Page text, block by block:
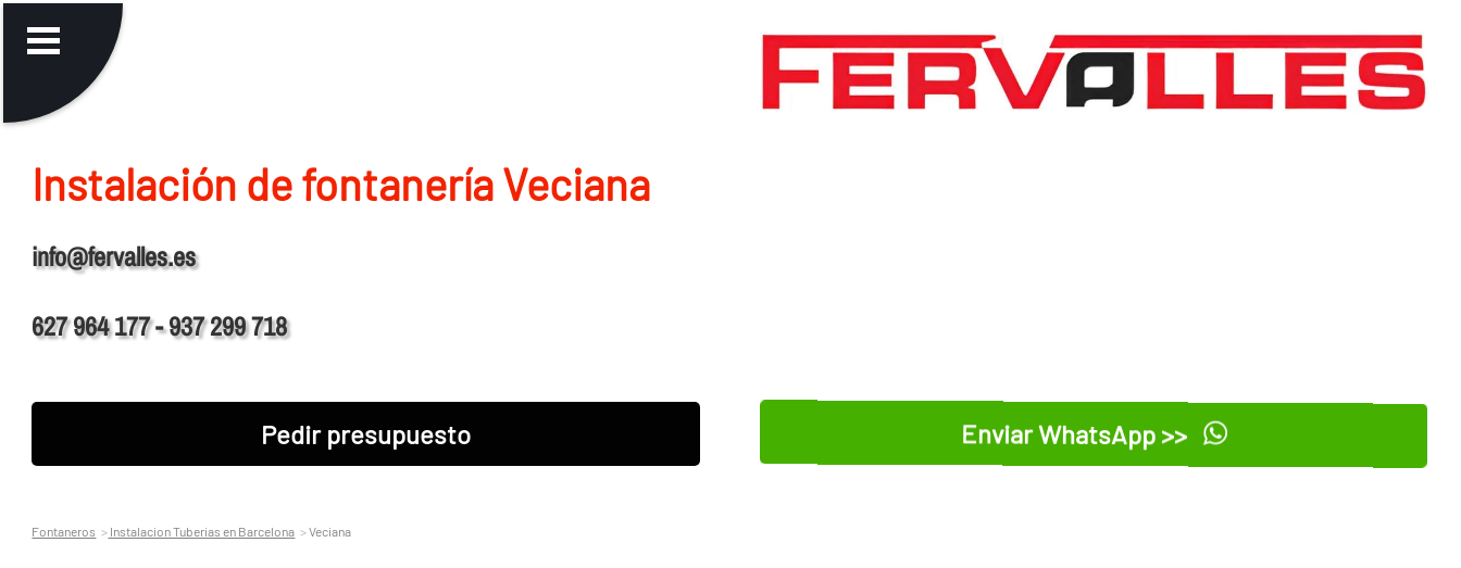
Instalación de fontanerí­a Veciana
info@fervalles.es
627 964 177 - 937 299 718
Pedir presupuesto Enviar WhatsApp >>
Fontaneros Instalacion Tuberias en Barcelona Veciana